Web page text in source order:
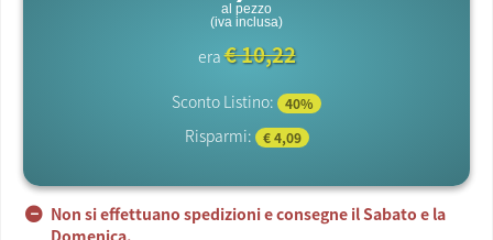
al pezzo
(iva inclusa)
era€ 10,22
Sconto Listino: 40%
Risparmi: € 4,09
Non si effettuano spedizioni e consegne il Sabato e la